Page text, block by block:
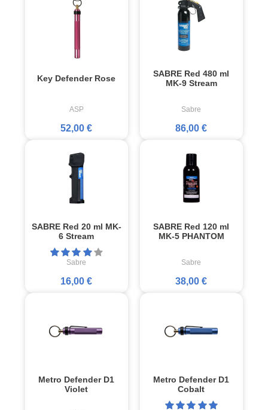
Key Defender Rose
ASP
52,00 €
SABRE Red 480 ml
MK-9 Stream
Sabre
86,00 €
SABRE Red 20 ml MK-
6 Stream
Sabre
16,00 €
SABRE Red 120 ml
MK-5 PHANTOM
Sabre
38,00 €
Metro Defender D1
Violet
Metro Defender D1
Cobalt